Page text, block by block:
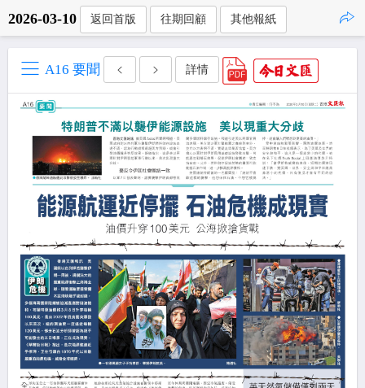
2026-03-10 返回首版 往期回顧 其他報紙
A16 要聞 詳情